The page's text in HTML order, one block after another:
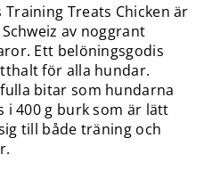
Training Treats Chicken är
av noggrant
Ett belöningsgodis
för alla hundar.
bitar som hundarna
i 400 g burk som är lätt
till både träning och